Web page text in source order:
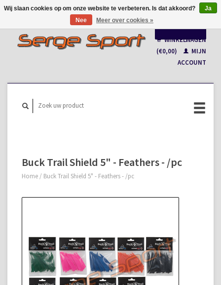
Français
WINKELWAGEN
(€0,00)
MIJN
ACCOUNT
Buck Trail Shield 5" - Feathers - /pc
Home / Buck Trail Shield 5" - Feathers - /pc
Wij slaan cookies op om onze website te verbeteren. Is dat akkoord?
Ja
Nee
Meer over cookies »